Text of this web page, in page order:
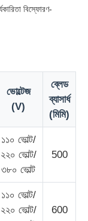
বিস্ফোরণ-
ভোল্টেজ
(V)
ব্লেড
ব্যাসার্ধ
(মিমি)
১১০ ভোল্ট/
২২০ ভোল্ট/
৩৮০ ভোল্ট
500
১১০ ভোল্ট/
২২০ ভোল্ট/
600